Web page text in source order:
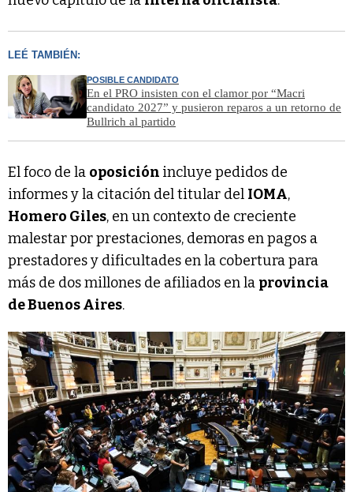
LEÉ TAMBIÉN:
POSIBLE CANDIDATO
En el PRO insisten con el clamor por “Macri
candidato 2027” y pusieron reparos a un retorno de
Bullrich al partido
El foco de la oposición incluye pedidos de
informes y la citación del titular del IOMA,
Homero Giles, en un contexto de creciente
malestar por prestaciones, demoras en pagos a
prestadores y dificultades en la cobertura para
más de dos millones de afiliados en la provincia
de Buenos Aires.